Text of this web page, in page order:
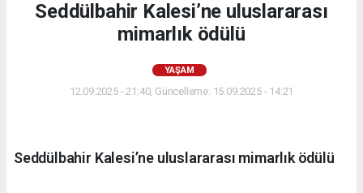
Seddülbahir Kalesi’ne uluslararası
mimarlık ödülü
YAŞAM
12.09.2025 - 21:40, Güncelleme: 15.09.2025 - 14:21
Seddülbahir Kalesi’ne uluslararası mimarlık ödülü